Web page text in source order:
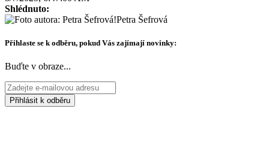
Shlédnuto:
Petra Šefrová
Přihlaste se k odběru, pokud Vás zajímají novinky:
Buďte v obraze...
Přihlásit k odběru